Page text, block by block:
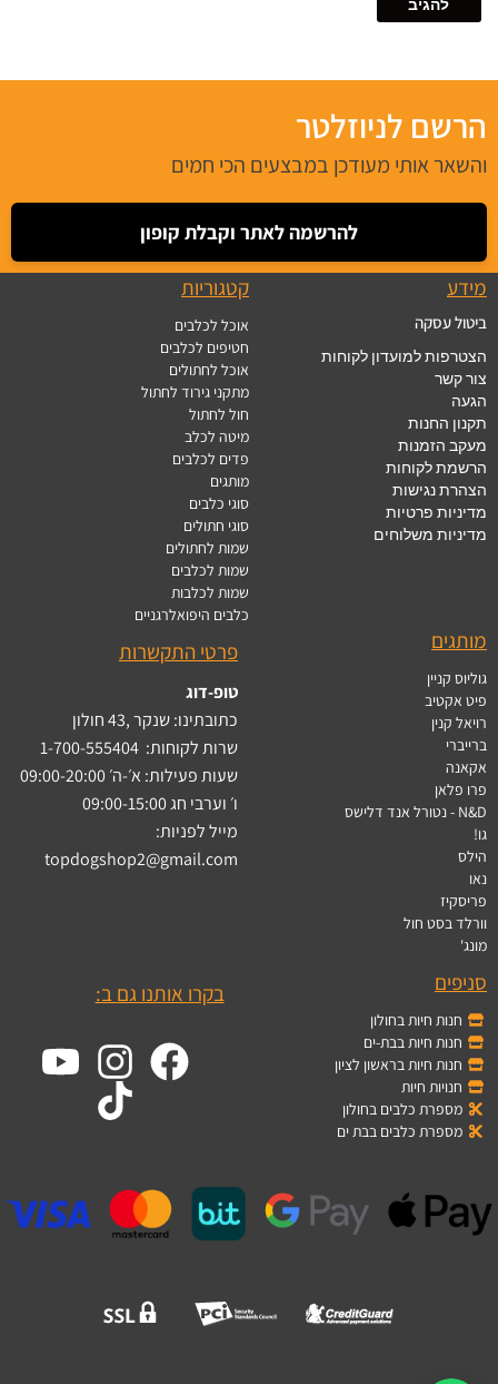
הרשם לניוזלטר
והשאר אותי מעודכן במבצעים הכי חמים
להרשמה לאתר וקבלת קופון
מידע
ביטול עסקה
הצטרפות למועדון לקוחות
צור קשר
הגעה
תקנון החנות
מעקב הזמנות
הרשמת לקוחות
הצהרת נגישות
מדיניות פרטיות
מדיניות משלוחים
קטגוריות
אוכל לכלבים
חטיפים לכלבים
אוכל לחתולים
מתקני גירוד לחתול
חול לחתול
מיטה לכלב
פדים לכלבים
מותגים
סוגי כלבים
סוגי חתולים
שמות לחתולים
שמות לכלבים
שמות לכלבות
כלבים היפואלרגניים
מותגים
גוליוס קניין
פיט אקטיב
רויאל קנין
ברייברי
אקאנה
פרו פלאן
N&D - נטורל אנד דלישס
גו!
הילס
נאו
פריסקיז
וורלד בסט חול
מונג'
פרטי התקשרות
טופ-דוג
כתובתינו: שנקר ,43 חולון
שרות לקוחות: 1-700-555404
שעות פעילות: א׳-ה׳ 09:00-20:00
ו׳ וערבי חג 09:00-15:00
מייל לפניות:
topdogshop2@gmail.com
סניפים
חנות חיות בחולון
חנות חיות בבת-ים
חנות חיות בראשון לציון
חנויות חיות
מספרת כלבים בחולון
מספרת כלבים בבת ים
בקרו אותנו גם ב: